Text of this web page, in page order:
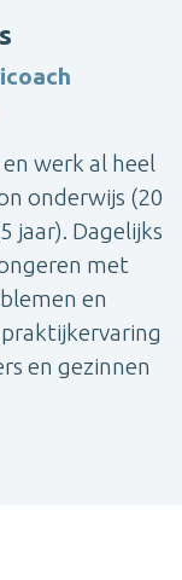
werk al heel
onderwijs (20
jaar). Dagelijks
met
en
en gezinnen